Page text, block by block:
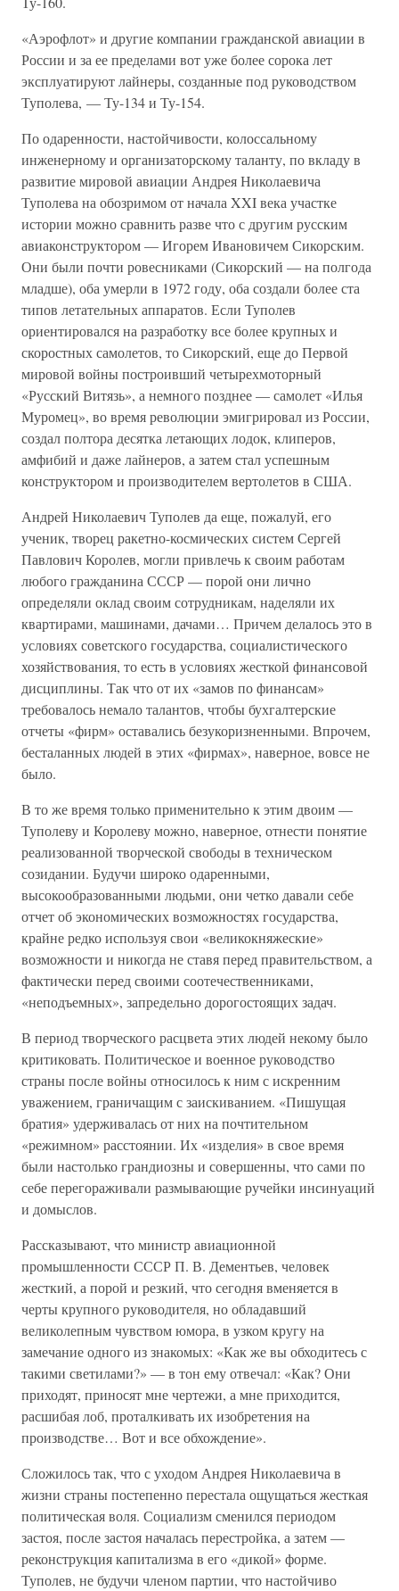
«Аэрофлот» и другие компании гражданской авиации в
России и за ее пределами вот уже более сорока лет
эксплуатируют лайнеры, созданные под руководством
Туполева, — Ту-134 и Ту-154.
По одаренности, настойчивости, колоссальному
инженерному и организаторскому таланту, по вкладу в
развитие мировой авиации Андрея Николаевича
Туполева на обозримом от начала XXI века участке
истории можно сравнить разве что с другим русским
авиаконструктором — Игорем Ивановичем Сикорским.
Они были почти ровесниками (Сикорский — на полгода
младше), оба умерли в 1972 году, оба создали более ста
типов летательных аппаратов. Если Туполев
ориентировался на разработку все более крупных и
скоростных самолетов, то Сикорский, еще до Первой
мировой войны построивший четырехмоторный
«Русский Витязь», а немного позднее — самолет «Илья
Муромец», во время революции эмигрировал из России,
создал полтора десятка летающих лодок, клиперов,
амфибий и даже лайнеров, а затем стал успешным
конструктором и производителем вертолетов в США.
Андрей Николаевич Туполев да еще, пожалуй, его
ученик, творец ракетно-космических систем Сергей
Павлович Королев, могли привлечь к своим работам
любого гражданина СССР — порой они лично
определяли оклад своим сотрудникам, наделяли их
квартирами, машинами, дачами… Причем делалось это в
условиях советского государства, социалистического
хозяйствования, то есть в условиях жесткой финансовой
дисциплины. Так что от их «замов по финансам»
требовалось немало талантов, чтобы бухгалтерские
отчеты «фирм» оставались безукоризненными. Впрочем,
бесталанных людей в этих «фирмах», наверное, вовсе не
было.
В то же время только применительно к этим двоим —
Туполеву и Королеву можно, наверное, отнести понятие
реализованной творческой свободы в техническом
созидании. Будучи широко одаренными,
высокообразованными людьми, они четко давали себе
отчет об экономических возможностях государства,
крайне редко используя свои «великокняжеские»
возможности и никогда не ставя перед правительством, а
фактически перед своими соотечественниками,
«неподъемных», запредельно дорогостоящих задач.
В период творческого расцвета этих людей некому было
критиковать. Политическое и военное руководство
страны после войны относилось к ним с искренним
уважением, граничащим с заискиванием. «Пишущая
братия» удерживалась от них на почтительном
«режимном» расстоянии. Их «изделия» в свое время
были настолько грандиозны и совершенны, что сами по
себе перегораживали размывающие ручейки инсинуаций
и домыслов.
Рассказывают, что министр авиационной
промышленности СССР П. В. Дементьев, человек
жесткий, а порой и резкий, что сегодня вменяется в
черты крупного руководителя, но обладавший
великолепным чувством юмора, в узком кругу на
замечание одного из знакомых: «Как же вы обходитесь с
такими светилами?» — в тон ему отвечал: «Как? Они
приходят, приносят мне чертежи, а мне приходится,
расшибая лоб, проталкивать их изобретения на
производстве… Вот и все обхождение».
Сложилось так, что с уходом Андрея Николаевича в
жизни страны постепенно перестала ощущаться жесткая
политическая воля. Социализм сменился периодом
застоя, после застоя началась перестройка, а затем —
реконструкция капитализма в его «дикой» форме.
Туполев, не будучи членом партии, что настойчиво